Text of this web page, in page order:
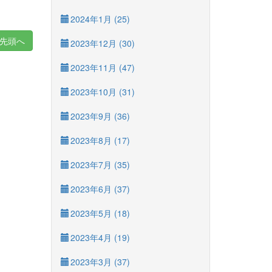
頭へ
2024年1月 (25)
2023年12月 (30)
2023年11月 (47)
2023年10月 (31)
2023年9月 (36)
2023年8月 (17)
2023年7月 (35)
2023年6月 (37)
2023年5月 (18)
2023年4月 (19)
2023年3月 (37)